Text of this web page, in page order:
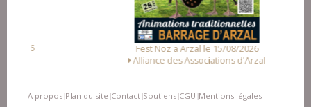
Fest Noz a Arzal le 15/08/2026
Alliance des Associations d'Arzal
A propos Plan du site Contact Soutiens CGU Mentions légales